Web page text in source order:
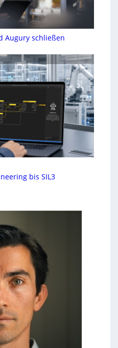
Augury schließen
bis SIL3